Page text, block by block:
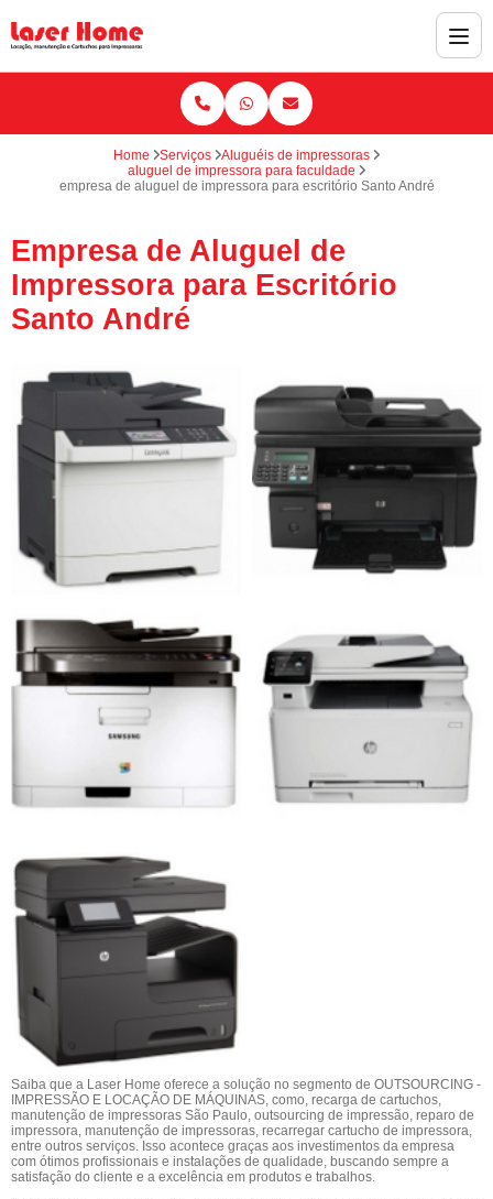
Home Serviços
Aluguéis de impressoras
aluguel de impressora para faculdade
empresa de aluguel de impressora para escritório Santo André
Empresa de Aluguel de
Impressora para Escritório
Santo André
Saiba que a Laser Home oferece a solução no segmento de OUTSOURCING -
IMPRESSÃO E LOCAÇÃO DE MÁQUINAS, como, recarga de cartuchos,
manutenção de impressoras São Paulo, outsourcing de impressão, reparo de
impressora, manutenção de impressoras, recarregar cartucho de impressora,
entre outros serviços. Isso acontece graças aos investimentos da empresa
com ótimos profissionais e instalações de qualidade, buscando sempre a
satisfação do cliente e a excelência em produtos e trabalhos.